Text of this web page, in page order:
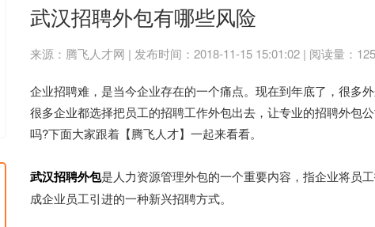
武汉招聘外包有哪些风险
来源：腾飞人才网 | 发布时间：2018-11-15 15:01:02 | 阅读量：
企业招聘难，是当今企业存在的一个痛点。现在到年底了，很多
很多企业都选择把员工的招聘工作外包出去，让专业的招聘外包
吗?下面大家跟着【腾飞人才】一起来看看。
武汉招聘外包是人力资源管理外包的一个重要内容，指企业将员
成企业员工引进的一种新兴招聘方式。